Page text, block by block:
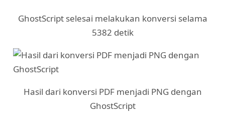
GhostScript selesai melakukan konversi selama
5382 detik
Hasil dari konversi PDF menjadi PNG dengan
GhostScript